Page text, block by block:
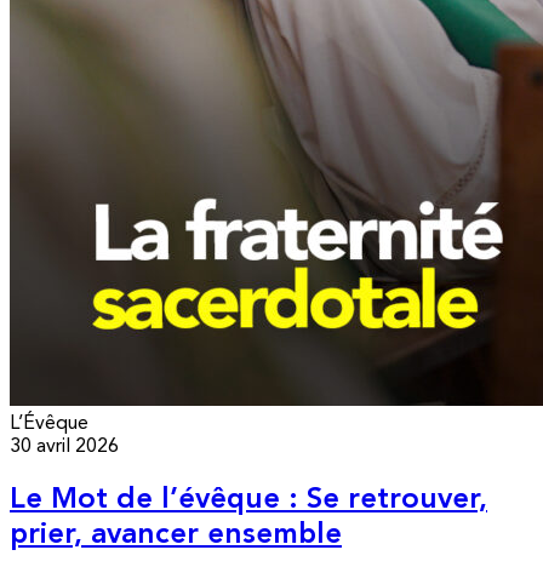
L’Évêque
30 avril 2026
Le Mot de l’évêque : Se retrouver,
prier, avancer ensemble